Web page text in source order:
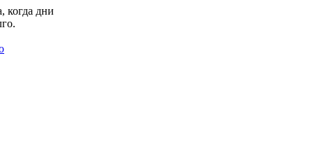
когда дни